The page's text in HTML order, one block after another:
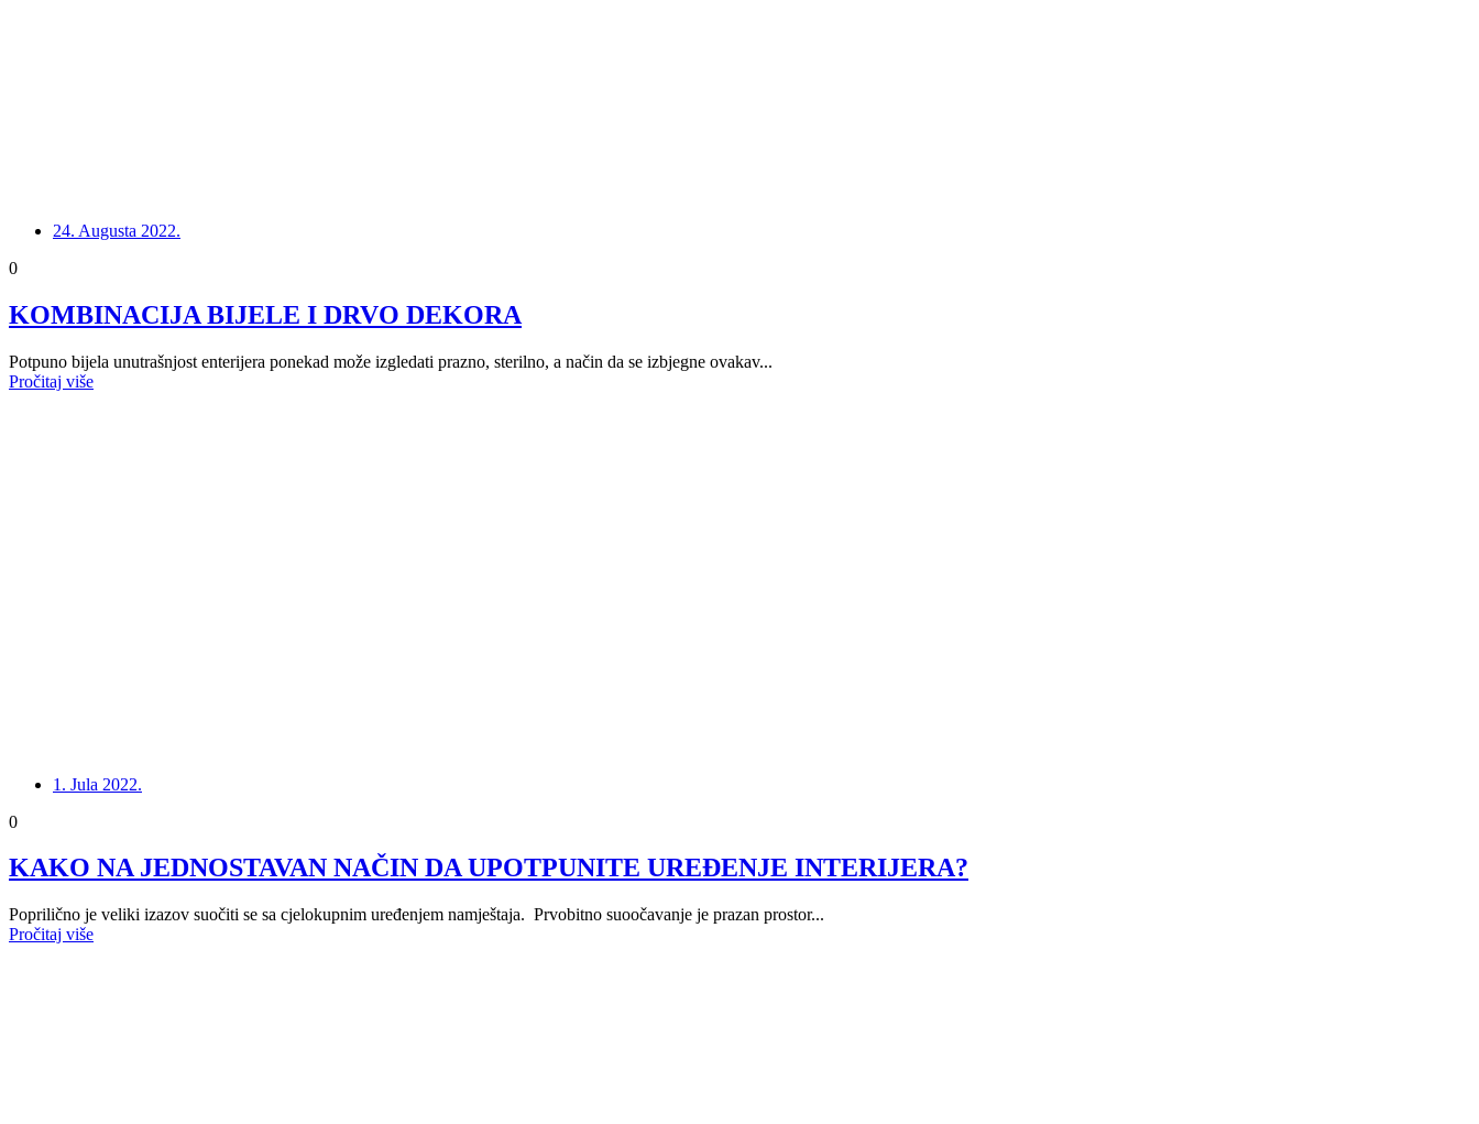
24. Augusta 2022.
0
KOMBINACIJA BIJELE I DRVO DEKORA
Potpuno bijela unutrašnjost enterijera ponekad može izgledati prazno, sterilno, a način da se izbjegne ovakav...
Pročitaj više
1. Jula 2022.
0
KAKO NA JEDNOSTAVAN NAČIN DA UPOTPUNITE UREĐENJE INTERIJERA?
Poprilično je veliki izazov suočiti se sa cjelokupnim uređenjem namještaja. Prvobitno suoočavanje je prazan prostor...
Pročitaj više